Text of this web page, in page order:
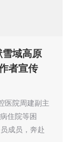
域高原
者宣传
医院周建副主
住院等困
成员，奔赴